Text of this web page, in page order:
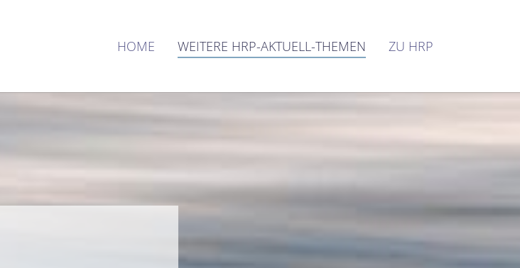
HOME WEITERE HRP-AKTUELL-THEMEN ZU HRP